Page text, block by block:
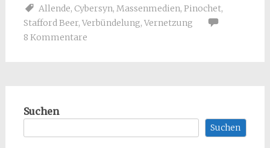
Allende, Cybersyn, Massenmedien, Pinochet,
Stafford Beer, Verbündelung, Vernetzung
8 Kommentare
Suchen
Suchen